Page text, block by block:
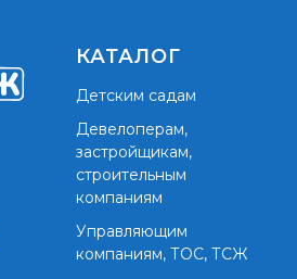
КАТАЛОГ
Детским садам
Девелоперам,
застройщикам,
строительным
компаниям
Управляющим
компаниям, ТОС, ТСЖ